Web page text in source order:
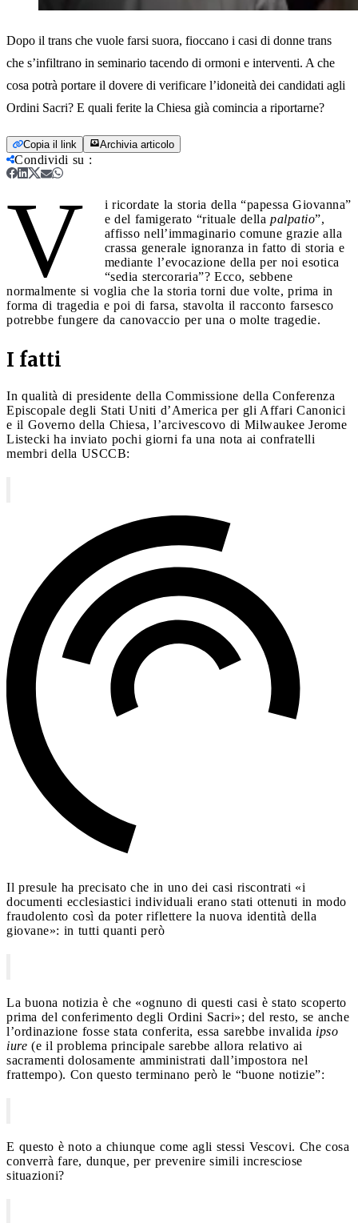
Dopo il trans che vuole farsi suora, fioccano i casi di donne trans
che s’infiltrano in seminario tacendo di ormoni e interventi. A che
cosa potrà portare il dovere di verificare l’idoneità dei candidati agli
Ordini Sacri? E quali ferite la Chiesa già comincia a riportarne?
Copia il link Archivia articolo
Condividi su :
V
i ricordate la storia della “papessa Giovanna”
e del famigerato “rituale dellapalpatio”,
affisso nell’immaginario comune grazie alla
crassa generale ignoranza in fatto di storia e
mediante l’evocazione della per noi esotica
“sedia stercoraria”? Ecco, sebbene
normalmente si voglia che la storia torni due volte, prima in
forma di tragedia e poi di farsa, stavolta il racconto farsesco
potrebbe fungere da canovaccio per una o molte tragedie.
I fatti
In qualità di presidente della Commissione della Conferenza
Episcopale degli Stati Uniti d’America per gli Affari Canonici
e il Governo della Chiesa, l’arcivescovo di Milwaukee Jerome
Listecki ha inviato pochi giorni fa una nota ai confratelli
membri della USCCB:
Il presule ha precisato che in uno dei casi riscontrati «i
documenti ecclesiastici individuali erano stati ottenuti in modo
fraudolento così da poter riflettere la nuova identità della
giovane»: in tutti quanti però
La buona notizia è che «ognuno di questi casi è stato scoperto
prima del conferimento degli Ordini Sacri»; del resto, se anche
l’ordinazione fosse stata conferita, essa sarebbe invalida ipso
iure (e il problema principale sarebbe allora relativo ai
sacramenti dolosamente amministrati dall’impostora nel
frattempo). Con questo terminano però le “buone notizie”:
E questo è noto a chiunque come agli stessi Vescovi. Che cosa
converrà fare, dunque, per prevenire simili incresciose
situazioni?